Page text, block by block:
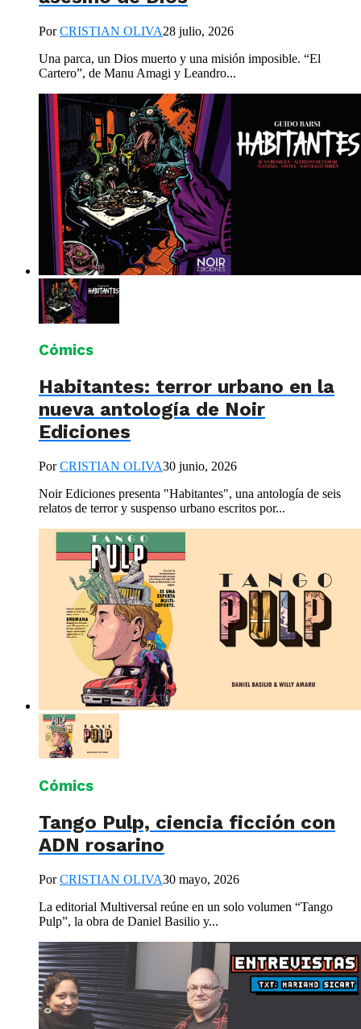
PorCRISTIAN OLIVA28 julio, 2026
Una parca, un Dios muerto y una misión imposible. “El
Cartero”, de Manu Amagi y Leandro...
Cómics
Habitantes: terror urbano en la
nueva antología de Noir
Ediciones
PorCRISTIAN OLIVA30 junio, 2026
Noir Ediciones presenta "Habitantes", una antología de seis
relatos de terror y suspenso urbano escritos por...
Cómics
Tango Pulp, ciencia ficción con
ADN rosarino
PorCRISTIAN OLIVA30 mayo, 2026
La editorial Multiversal reúne en un solo volumen “Tango
Pulp”, la obra de Daniel Basilio y...